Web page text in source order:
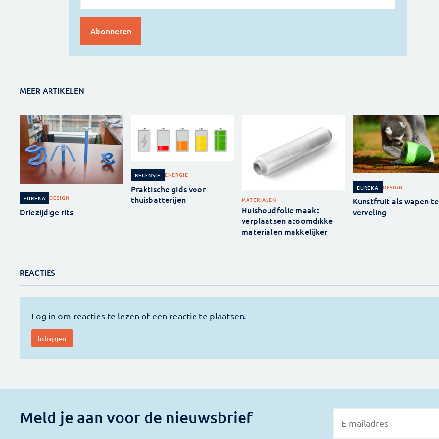
MEER ARTIKELEN
EUREKA DESIGN
Driezijdige rits
RECENSIE ENERGIE
Praktische gids voor
thuisbatterijen
MATERIALEN
Huishoudfolie maakt
verplaatsen atoomdikke
materialen makkelijker
EUREKA DESIGN
Kunstfruit als wapen
verveling
REACTIES
Meld je aan voor de nieuwsbrief